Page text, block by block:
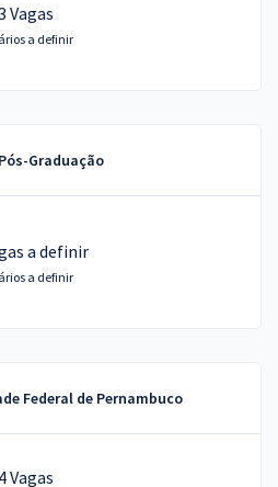
Vagas
a definir
Graduação
a definir
a definir
Federal de Pernambuco
Vagas